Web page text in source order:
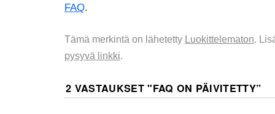
FAQ.
Tämä merkintä on lähetetty Luokittelematon.
pysyvä linkki.
2 VASTAUKSET "FAQ ON PÄIVITETTY”